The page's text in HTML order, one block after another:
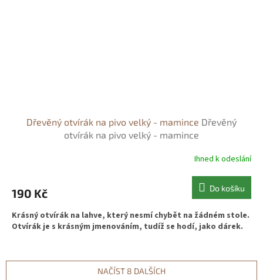
Dřevěný otvírák na pivo velký - mamince Dřevěný
otvírák na pivo velký - mamince
Ihned k odeslání
190 Kč Do košíku
Krásný otvírák na lahve, který nesmí chybět na žádném stole.
Otvírák je s krásným jmenováním, tudíž se hodí, jako dárek.
NAČÍST 8 DALŠÍCH